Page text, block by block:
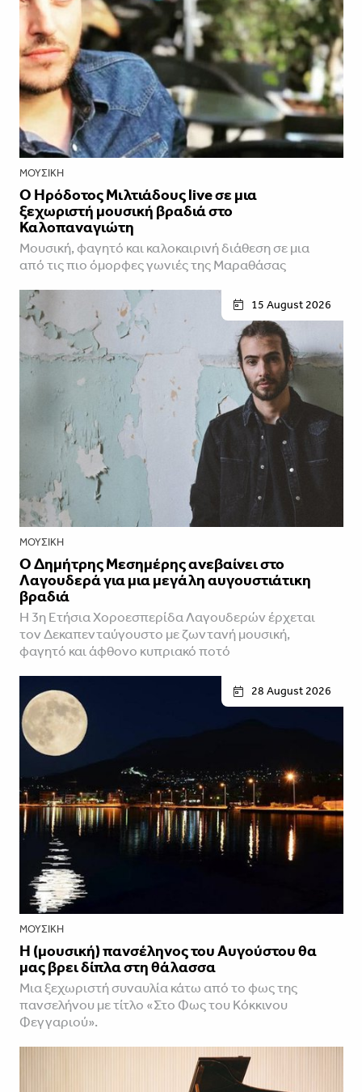
ΜΟΥΣΙΚΉ
Ο Ηρόδοτος Μιλτιάδους live σε μια
ξεχωριστή μουσική βραδιά στο
Καλοπαναγιώτη
Μουσική, φαγητό και καλοκαιρινή διάθεση σε μια
από τις πιο όμορφες γωνιές της Μαραθάσας
15 August 2026
ΜΟΥΣΙΚΉ
Ο Δημήτρης Μεσημέρης ανεβαίνει στο
Λαγουδερά για μια μεγάλη αυγουστιάτικη
βραδιά
Η 3η Ετήσια Χοροεσπερίδα Λαγουδερών έρχεται
τον Δεκαπενταύγουστο με ζωντανή μουσική,
φαγητό και άφθονο κυπριακό ποτό
28 August 2026
ΜΟΥΣΙΚΉ
Η (μουσική) πανσέληνος του Αυγούστου θα
μας βρει δίπλα στη θάλασσα
Mια ξεχωριστή συναυλία κάτω από το φως της
πανσελήνου με τίτλο «Στο Φως του Κόκκινου
Φεγγαριού».